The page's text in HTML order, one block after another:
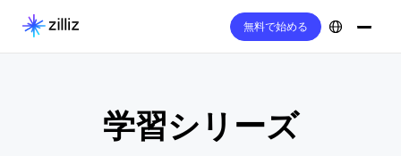
無料で始める
学習シリーズ